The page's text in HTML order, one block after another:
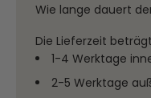
Wie lange dauert
Die Lieferzeit
1-4 Werktage
2-5 Werktage